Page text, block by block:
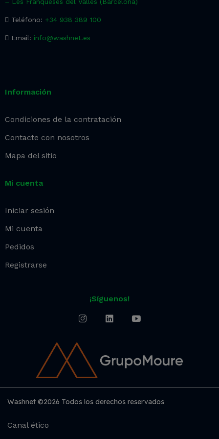
Teléfono: +34 938 389 100
Email: info@washnet.es
Información
Condiciones de la contratación
Contacte con nosotros
Mapa del sitio
Mi cuenta
Iniciar sesión
Mi cuenta
Pedidos
Registrarse
¡Síguenos!
Washnet ©2026 Todos los derechos reservados
Canal ético